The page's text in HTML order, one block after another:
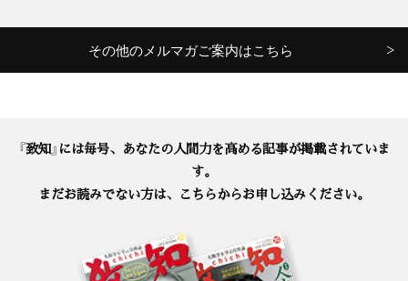
その他のメルマガご案内はこちら
『致知』には毎号、あなたの人間力を高める記事が掲載されていま
す。
まだお読みでない方は、こちらからお申し込みください。